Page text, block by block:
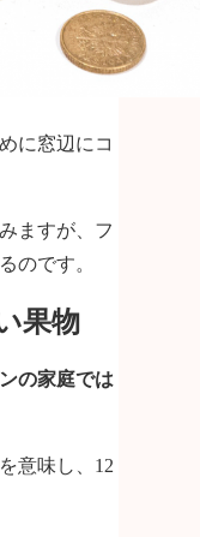
に窓辺にコ
ますが、フ
のです。
果物
の家庭では
意味し、12